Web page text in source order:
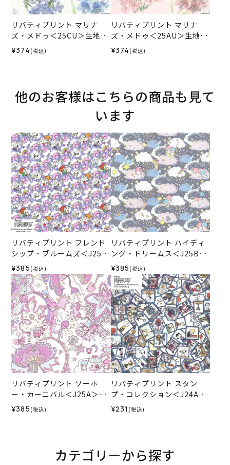
リバティプリント マリナ
ズ・メドゥ＜25CU＞生地
（リバティ・ファブリック
ス）2025SS
¥374 (税込)
リバティプリント マリナ
ズ・メドゥ＜25AU＞生地
（リバティ・ファブリック
ス）2025SS
¥374 (税込)
他のお客様はこちらの商品も見て
います
リバティプリント フレンド
シップ・ブルームズ＜J25C
＞生地 （リバティ・ファブ
リックス）2025SS
¥385 (税込)
リバティプリント ハイディ
ング・ドリームス＜J25B＞
生地 （リバティ・ファブリ
ックス）2025SS
¥385 (税込)
リバティプリント ソーホ
ー・カーニバル＜J25A＞生
地 （リバティ・ファブリッ
クス）2025AW
¥385 (税込)
リバティプリント スタン
プ・コレクション＜J24A＞
生地 （リバティ・ファブリ
ックス）2024SS
¥231 (税込)
カテゴリーから探す